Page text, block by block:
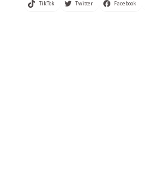
TikTok Twitter Facebook